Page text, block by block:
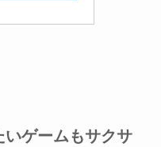
いゲームもサクサ